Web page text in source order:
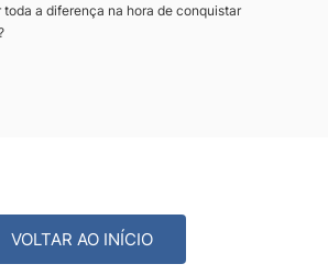
a diferença na hora de conquistar
VOLTAR AO INÍCIO